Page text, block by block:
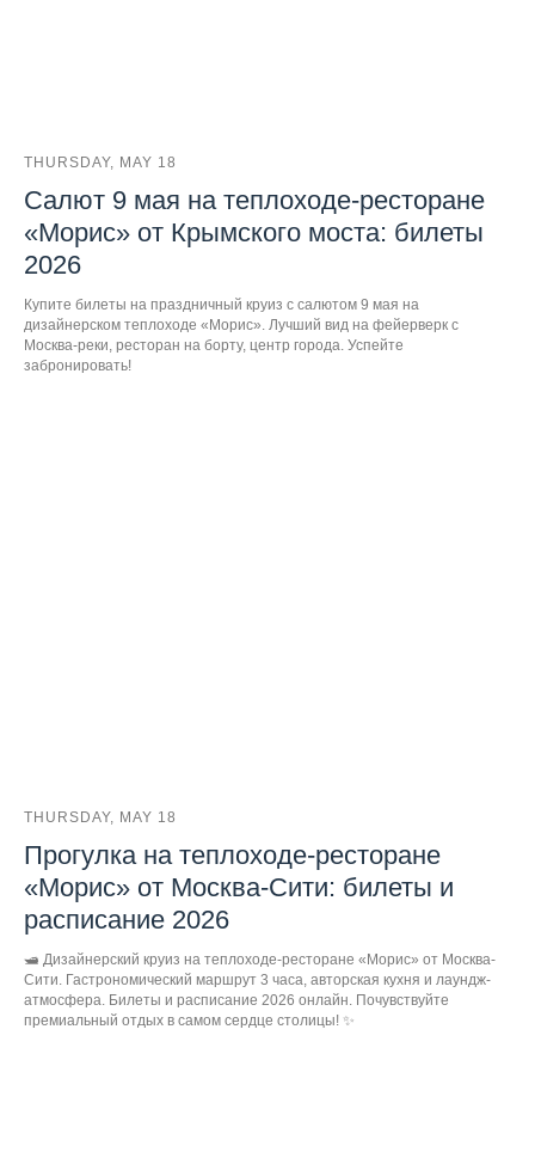
THURSDAY, MAY 18
Салют 9 мая на теплоходе-ресторане
«Морис» от Крымского моста: билеты
2026
Купите билеты на праздничный круиз с салютом 9 мая на
дизайнерском теплоходе «Морис». Лучший вид на фейерверк с
Москва-реки, ресторан на борту, центр города. Успейте
забронировать!
THURSDAY, MAY 18
Прогулка на теплоходе-ресторане
«Морис» от Москва-Сити: билеты и
расписание 2026
🛥️ Дизайнерский круиз на теплоходе-ресторане «Морис» от Москва-
Сити. Гастрономический маршрут 3 часа, авторская кухня и лаундж-
атмосфера. Билеты и расписание 2026 онлайн. Почувствуйте
премиальный отдых в самом сердце столицы! ✨